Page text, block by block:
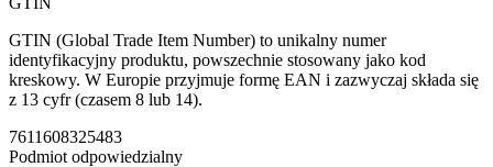
GTIN (Global Trade Item Number) to unikalny numer
identyfikacyjny produktu, powszechnie stosowany jako kod
kreskowy. W Europie przyjmuje formę EAN i zazwyczaj składa się
z 13 cyfr (czasem 8 lub 14).
7611608325483
Podmiot odpowiedzialny